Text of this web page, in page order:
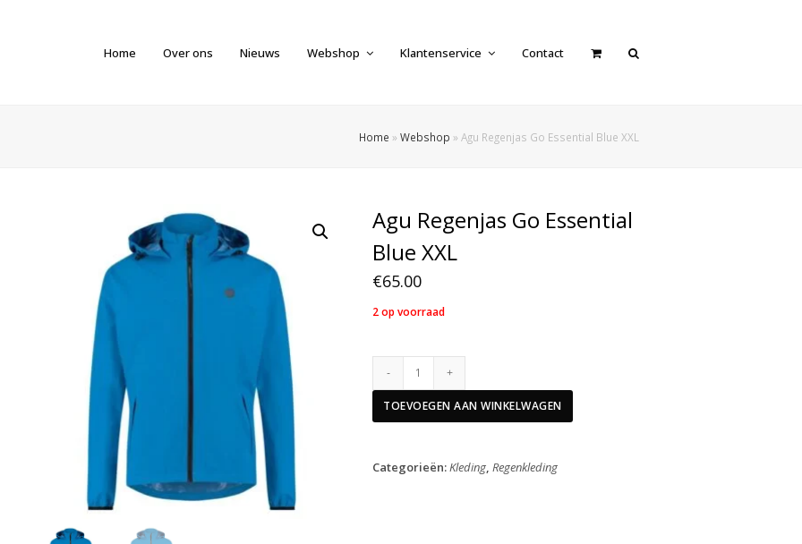
Home Over ons Nieuws Webshop Klantenservice Contact
Home » Webshop » Agu Regenjas Go Essential Blue XXL
Agu Regenjas Go Essential
Blue XXL
€65.00
2 op voorraad
Agu
Go
Essential
XXL
aantal
TOEVOEGEN AAN WINKELWAGEN
Categorieën:Kleding,Regenkleding